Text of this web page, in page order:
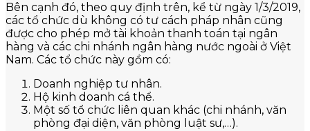
Bên cạnh đó, theo quy định trên, kể từ ngày 1/3/2019,
các tổ chức dù không có tư cách pháp nhân cũng
được cho phép mở tài khoản thanh toán tại ngân
hàng và các chi nhánh ngân hàng nước ngoài ở Việt
Nam. Các tổ chức này gồm có:
Doanh nghiệp tư nhân.
Hộ kinh doanh cá thể.
Một số tổ chức liên quan khác (chi nhánh, văn
phòng đại diện, văn phòng luật sư,…).